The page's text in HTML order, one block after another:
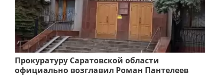
Прокуратуру Саратовской области
официально возглавил Роман Пантелеев